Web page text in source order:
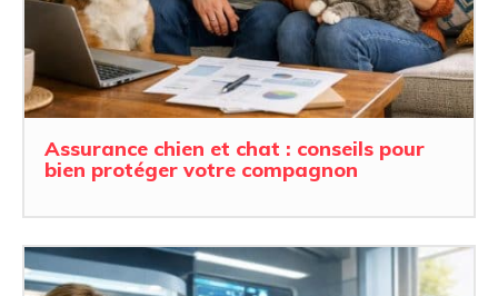
Assurance chien et chat : conseils pour
bien protéger votre compagnon